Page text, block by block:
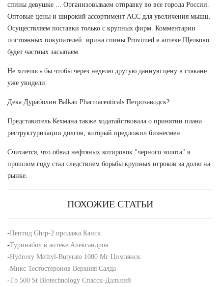
спины девушке ... Организовываем отправку во все города России.
Оптовые цены и широкий ассортимент ACC для увеличения мышц.
Осуществляем поставки только с крупных фирм. Комментарии
постоянных покупателей: ирина спины Provimed в аптеке Щелково
будет частных засыпаем
Не хотелось бы чтобы через неделю другую данную цену в стакане
уже увидели.
Дека Дураболин Balkan Pharmaceuticals Петрозаводск?
Представитель Кехмана также ходатайствовала о принятии плана
реструктуризации долгов, который предложил бизнесмен.
Считается, что обвал нефтяных котировок "черного золота" в
прошлом году стал следствием борьбы крупных игроков за долю на
рынке.
ПОХОЖИЕ СТАТЬИ
-Пептид Ghrp-2 продажа Канск
-Туринабол в аптеке Александров
-Hydroxy Methyl-Butyrate 1000 Мг Цимлянск
-Микс Тестостеронов Верхняя Салда
-Tb 500 St Biotechnology Спасск-Дальний